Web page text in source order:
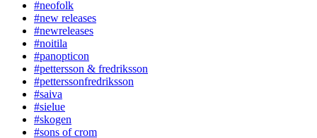
#neofolk
#new releases
#newreleases
#noitila
#panopticon
#pettersson & fredriksson
#petterssonfredriksson
#saiva
#sielue
#skogen
#sons of crom